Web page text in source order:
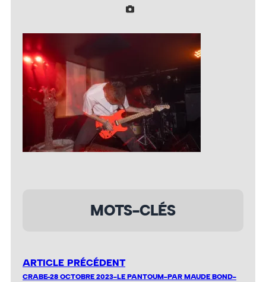
MOTS-CLÉS
ARTICLE PRÉCÉDENT
CRABE-28 OCTOBRE 2023-LE PANTOUM-PAR MAUDE BOND-